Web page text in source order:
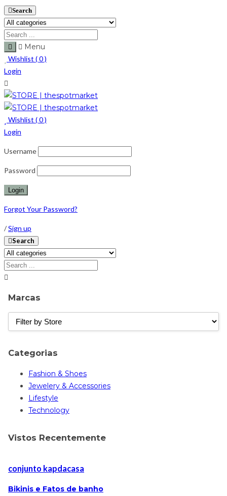
Search
Menu
Wishlist (0)
Login
Wishlist (0)
Login
Username
Password
Forgot Your Password?
/Sign up
Search
Marcas
Categorias
Fashion & Shoes
Jewelery & Accessories
Lifestyle
Technology
Vistos Recentemente
conjunto kapdacasa
Bikinis e Fatos de banho